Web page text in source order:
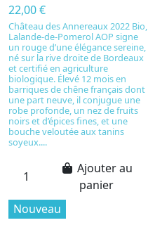
22,00 €
Château des Annereaux 2022 Bio,
Lalande-de-Pomerol AOP signe
un rouge d’une élégance sereine,
né sur la rive droite de Bordeaux
et certifié en agriculture
biologique. Élevé 12 mois en
barriques de chêne français dont
une part neuve, il conjugue une
robe profonde, un nez de fruits
noirs et d’épices fines, et une
bouche veloutée aux tanins
soyeux....
Ajouter au
panier
Nouveau